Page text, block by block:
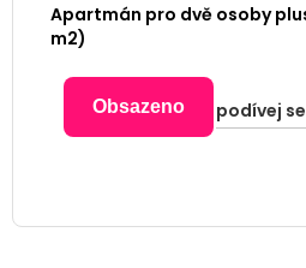
Apartmán pro dvě osoby
m2)
Obsazeno podívej